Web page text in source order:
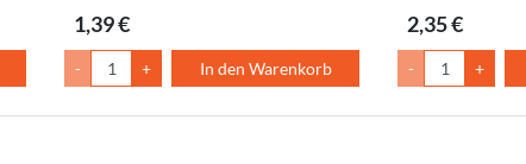
1,39 €
- + In den Warenkorb
2,35 €
- +